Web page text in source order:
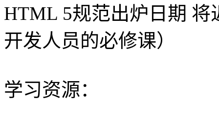
HTML 5规范出炉日期 将
开发人员的必修课）
学习资源：